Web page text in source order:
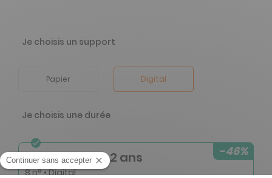
Je choisis un support
Papier Digital
Je choisis une durée
-46%
Abonnement 2 ans
8 n° • Digital